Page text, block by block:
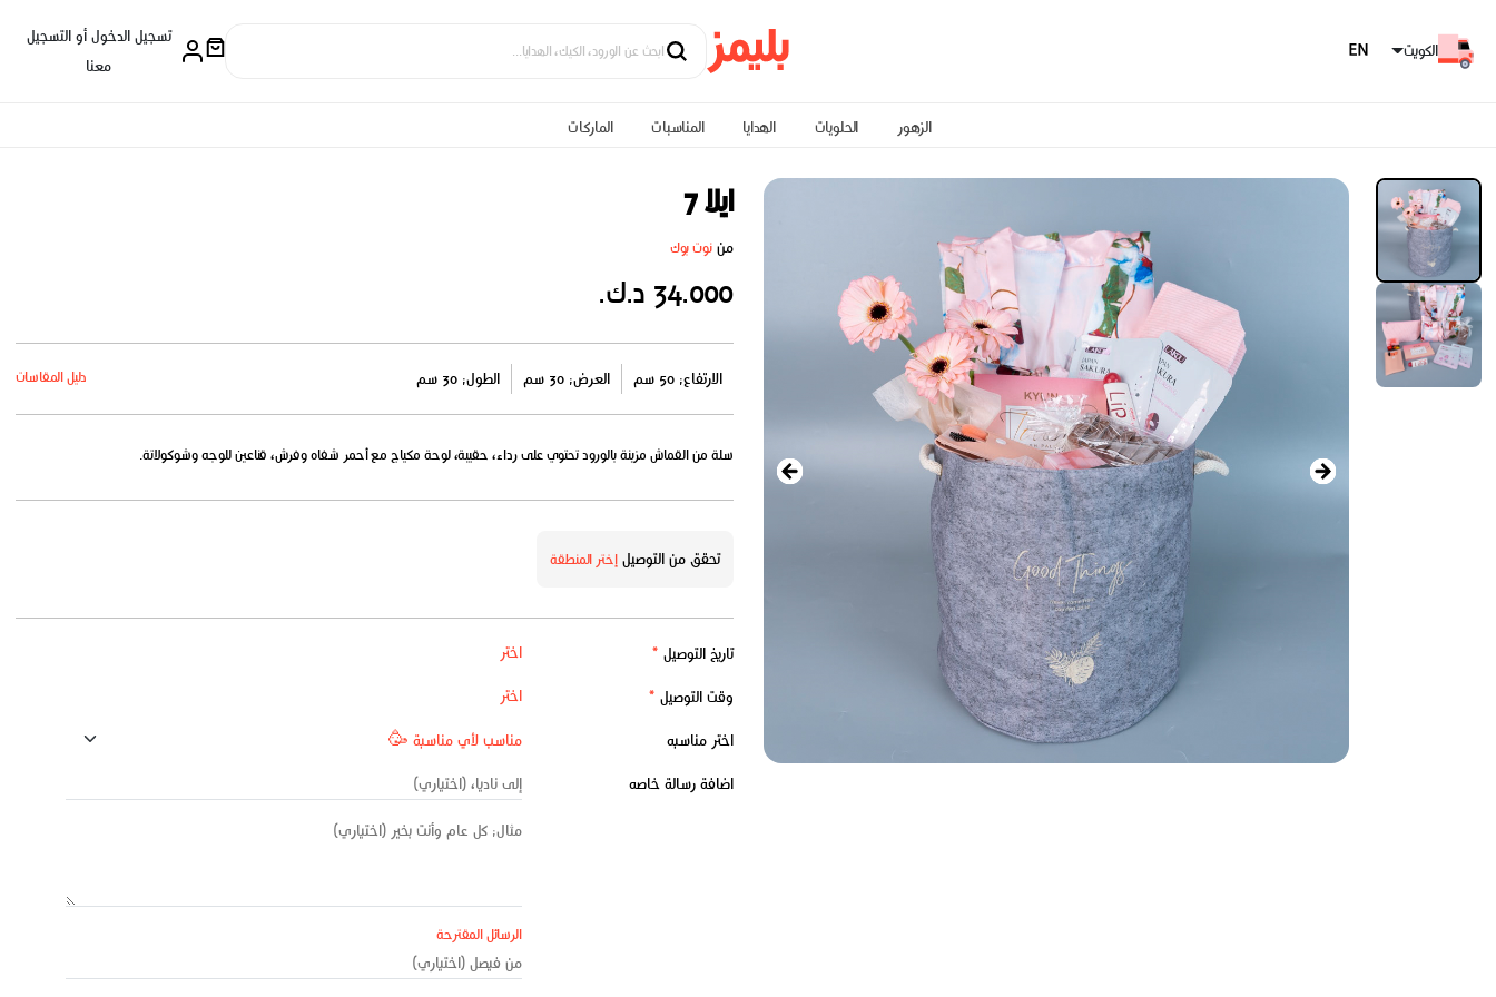
الكويت
تسجيل الدخول أو التسجيل
معنا
الزهور الحلويات الهدايا المناسبات الماركات
ايلا 7
مننوت بوك
34.000 د.ك.
الارتفاع: 50 سم العرض: 30 سم الطول: 30 سم دليل المقاسات
سلة من القماش مزينة بالورود تحتوي على رداء، حقيبة، لوحة مكياج مع أحمر شفاه وفرش، قناعين للوجه وشوكولاتة.
تحقق من التوصيلإختر المنطقة
تاريخ التوصيل *
وقت التوصيل *
اختر مناسبه
اضافة رسالة خاصه
الرسائل المقترحة